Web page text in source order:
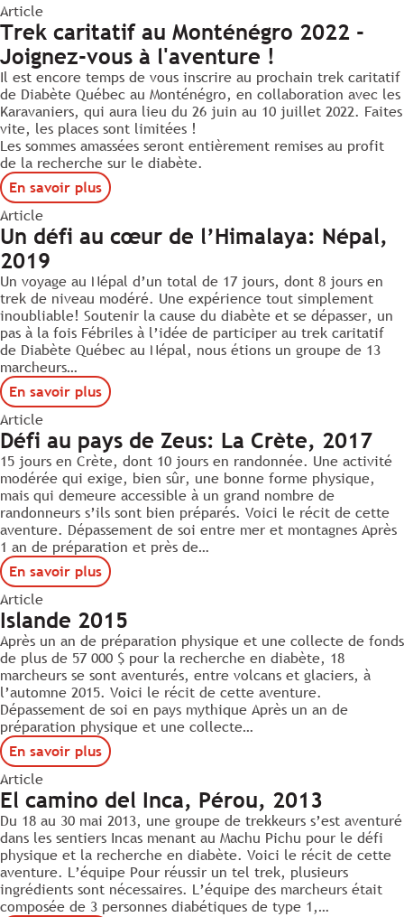
Article
Trek caritatif au Monténégro 2022 -
Joignez-vous à l'aventure !
Il est encore temps de vous inscrire au prochain trek caritatif
de Diabète Québec au Monténégro, en collaboration avec les
Karavaniers, qui aura lieu du 26 juin au 10 juillet 2022. Faites
vite, les places sont limitées !
Les sommes amassées seront entièrement remises au profit
de la recherche sur le diabète.
En savoir plus
Article
Un défi au cœur de l’Himalaya: Népal,
2019
Un voyage au Népal d’un total de 17 jours, dont 8 jours en
trek de niveau modéré. Une expérience tout simplement
inoubliable! Soutenir la cause du diabète et se dépasser, un
pas à la fois Fébriles à l’idée de participer au trek caritatif
de Diabète Québec au Népal, nous étions un groupe de 13
marcheurs…
En savoir plus
Article
Défi au pays de Zeus: La Crète, 2017
15 jours en Crète, dont 10 jours en randonnée. Une activité
modérée qui exige, bien sûr, une bonne forme physique,
mais qui demeure accessible à un grand nombre de
randonneurs s’ils sont bien préparés. Voici le récit de cette
aventure. Dépassement de soi entre mer et montagnes Après
1 an de préparation et près de…
En savoir plus
Article
Islande 2015
Après un an de préparation physique et une collecte de fonds
de plus de 57 000 $ pour la recherche en diabète, 18
marcheurs se sont aventurés, entre volcans et glaciers, à
l’automne 2015. Voici le récit de cette aventure.
Dépassement de soi en pays mythique Après un an de
préparation physique et une collecte…
En savoir plus
Article
El camino del Inca, Pérou, 2013
Du 18 au 30 mai 2013, une groupe de trekkeurs s’est aventuré
dans les sentiers Incas menant au Machu Pichu pour le défi
physique et la recherche en diabète. Voici le récit de cette
aventure. L’équipe Pour réussir un tel trek, plusieurs
ingrédients sont nécessaires. L’équipe des marcheurs était
composée de 3 personnes diabétiques de type 1,…